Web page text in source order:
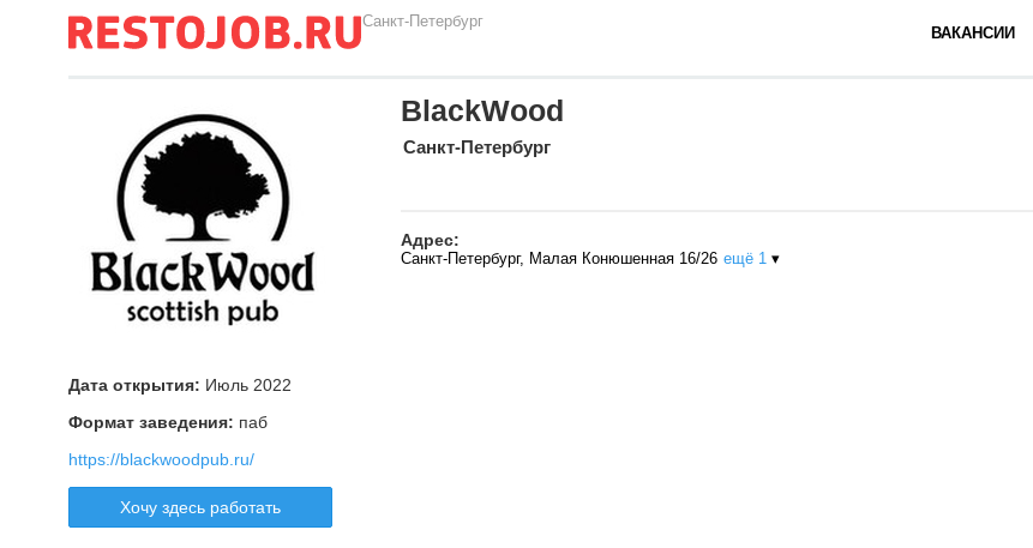
Санкт-Петербург
ВАКАНСИИ
BlackWood
Санкт-Петербург
Адрес:
Санкт-Петербург, Малая Конюшенная 16/26 ещё 1 ▾
Дата открытия: Июль 2022
Формат заведения: паб
https://blackwoodpub.ru/
Хочу здесь работать